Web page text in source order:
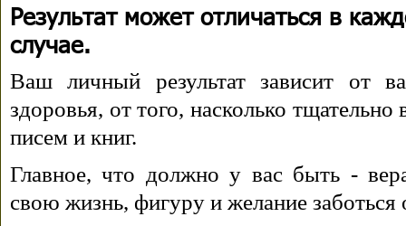
Результат может отличаться в
случае.
Ваш личный результат зависит от
здоровья, от того, насколько
писем и книг.
Главное, что должно у вас быть -
свою жизнь, фигуру и желание заботься